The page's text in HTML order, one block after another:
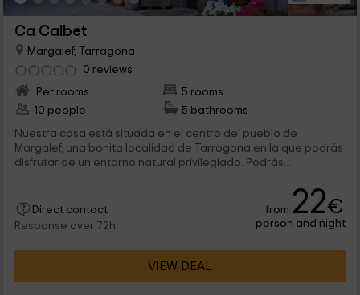
Ca Calbet
Margalef, Tarragona
0 reviews
Per rooms
5 rooms
10 people
5 bathrooms
Nuestra casa está situada en el centro del pueblo de
Margalef, una bonita localidad de Tarrogona en la que podrás
disfrutar de un entorno natural privilegiado. Podrás...
Direct contact
Response over 72h
from 22€
person and night
VIEW DEAL